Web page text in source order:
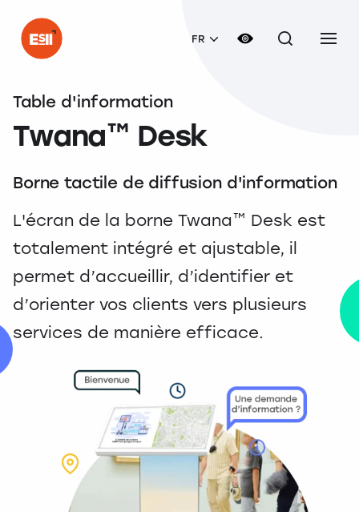
FR
Table d'information
Twana™ Desk
Borne tactile de diffusion d'information
L'écran de la borne Twana™ Desk est
totalement intégré et ajustable, il
permet d’accueillir, d’identifier et
d’orienter vos clients vers plusieurs
services de manière efficace.